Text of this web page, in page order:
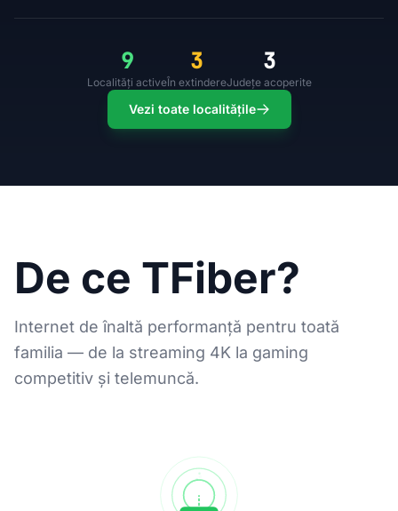
9
Localități active
3
În extindere
3
Județe acoperite
Vezi toate localitățile
De ce TFiber?
Internet de înaltă performanță pentru toată
familia — de la streaming 4K la gaming
competitiv și telemuncă.